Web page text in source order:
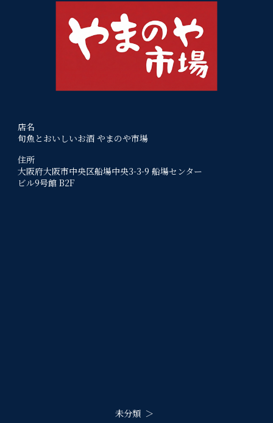
店名
旬魚とおいしいお酒 やまのや市場
住所
大阪府大阪市中央区船場中央3-3-9 船場センター
ビル9号館 B2F
未分類